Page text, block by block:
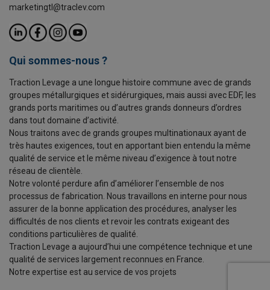
marketingtl@traclev.com
Qui sommes-nous ?
Traction Levage a une longue histoire commune avec de grands
groupes métallurgiques et sidérurgiques, mais aussi avec EDF, les
grands ports maritimes ou d’autres grands donneurs d’ordres
dans tout domaine d’activité.
Nous traitons avec de grands groupes multinationaux ayant de
très hautes exigences, tout en apportant bien entendu la même
qualité de service et le même niveau d’exigence à tout notre
réseau de clientèle.
Notre volonté perdure afin d’améliorer l’ensemble de nos
processus de fabrication. Nous travaillons en interne pour nous
assurer de la bonne application des procédures, analyser les
difficultés de nos clients et revoir les contrats exigeant des
conditions particulières de qualité.
Traction Levage a aujourd’hui une compétence technique et une
qualité de services largement reconnues en France.
Notre expertise est au service de vos projets